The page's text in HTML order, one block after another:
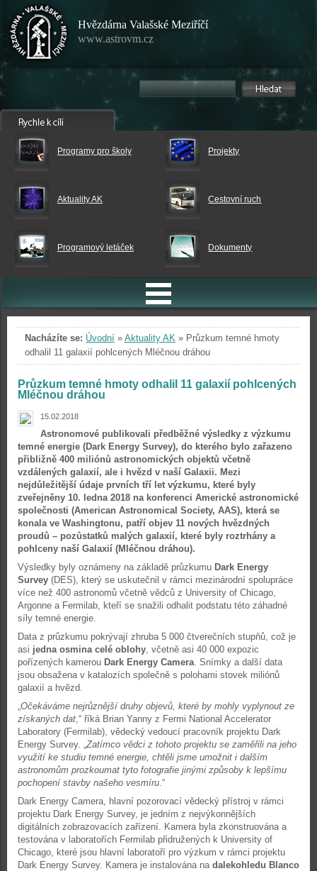
Hvězdárna Valašské Meziříčí
www.astrovm.cz
Programy pro školy Projekty
Aktuality AK Cestovní ruch
Programový letáček Dokumenty
Nacházíte se: Úvodní » Aktuality AK » Průzkum temné hmoty
odhalil 11 galaxií pohlcených Mléčnou dráhou
Průzkum temné hmoty odhalil 11 galaxií pohlcených
Mléčnou dráhou
15.02.2018
Astronomové publikovali předběžné výsledky z výzkumu
temné energie (Dark Energy Survey), do kterého bylo zařazeno
přibližně 400 miliónů astronomických objektů včetně
vzdálených galaxií, ale i hvězd v naší Galaxii. Mezi
nejdůležitější údaje prvních tří let výzkumu, které byly
zveřejněny 10. ledna 2018 na konferenci Americké astronomické
společnosti (American Astronomical Society, AAS), která se
konala ve Washingtonu, patří objev 11 nových hvězdných
proudů – pozůstatků malých galaxií, které byly roztrhány a
pohlceny naší Galaxií (Mléčnou dráhou).
Výsledky byly oznámeny na základě průzkumu Dark Energy
Survey (DES), který se uskutečnil v rámci mezinárodní spolupráce
více než 400 astronomů včetně vědců z University of Chicago,
Argonne a Fermilab, kteří se snažili odhalit podstatu této záhadné
síly temné energie.
Data z průzkumu pokrývají zhruba 5 000 čtverečních stupňů, což je
asi jedna osmina celé oblohy, včetně asi 40 000 expozic
pořízených kamerou Dark Energy Camera. Snímky a další data
jsou obsažena v katalozích společně s polohami stovek miliónů
galaxií a hvězd.
„Očekáváme nejrůznější druhy objevů, které by mohly vyplynout ze
získaných dat,“ říká Brian Yanny z Fermi National Accelerator
Laboratory (Fermilab), vědecký vedoucí pracovník projektu Dark
Energy Survey. „Zatímco vědci z tohoto projektu se zaměřili na jeho
využití ke studiu temné energie, chtěli jsme umožnit i dalším
astronomům prozkoumat tyto fotografie jinými způsoby k lepšímu
pochopení stavby našeho vesmíru.“
Dark Energy Camera, hlavní pozorovací vědecký přístroj v rámci
projektu Dark Energy Survey, je jedním z nejvýkonnějších
digitálních zobrazovacích zařízení. Kamera byla zkonstruována a
testována v laboratořích Fermilab přidružených k University of
Chicago, které jsou hlavní laboratoří pro výzkum v rámci projektu
Dark Energy Survey. Kamera je instalována na dalekohledu Blanco